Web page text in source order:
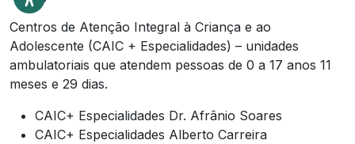
Centros de Atenção Integral à Criança e ao
Adolescente (CAIC + Especialidades) – unidades
ambulatoriais que atendem pessoas de 0 a 17 anos 11
meses e 29 dias.
CAIC+ Especialidades Dr. Afrânio Soares
CAIC+ Especialidades Alberto Carreira